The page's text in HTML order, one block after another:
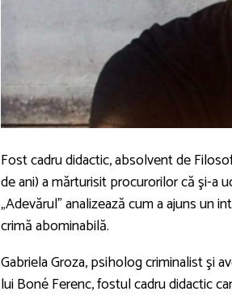
Fost cadru didactic, absolvent de
de ani) a mărturisit procurorilor că şi-a
„Adevărul” analizează cum a ajuns un
crimă abominabilă.
Gabriela Groza, psiholog criminalist şi
lui Boné Ferenc, fostul cadru didactic